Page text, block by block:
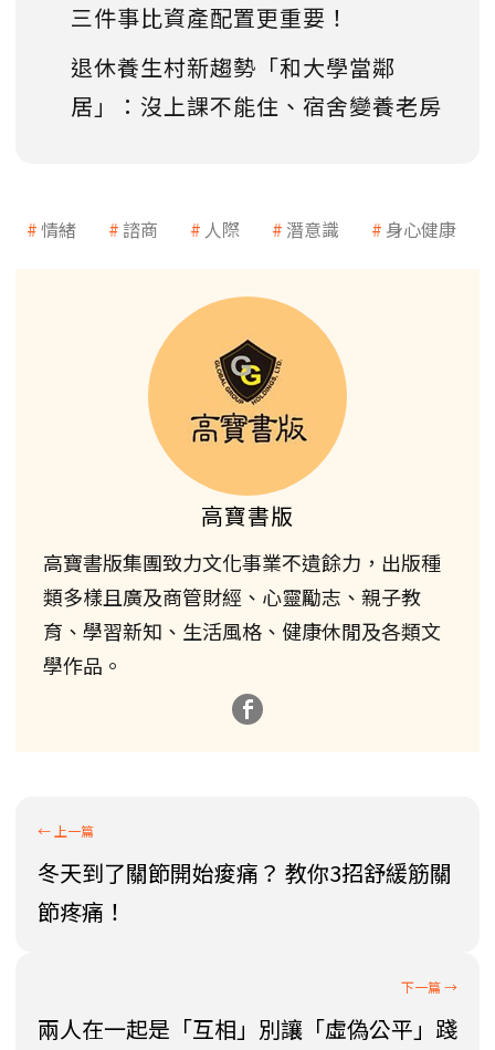
三件事比資產配置更重要！
退休養生村新趨勢「和大學當鄰
居」：沒上課不能住、宿舍變養老房
情緒 諮商 人際 潛意識 身心健康
高寶書版
高寶書版集團致力文化事業不遺餘力，出版種
類多樣且廣及商管財經、心靈勵志、親子教
育、學習新知、生活風格、健康休閒及各類文
學作品。
冬天到了關節開始痠痛？ 教你3招舒緩筋關
節疼痛！
兩人在一起是「互相」別讓「虛偽公平」踐